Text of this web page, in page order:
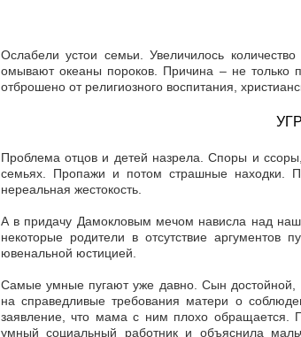
Ослабели устои семьи. Увеличилось
омывают океаны пороков. Причина – не только
отброшено от религиозного воспитания,
Проблема отцов и детей назрела. Споры и
семьях. Пропажи и потом страшные находки.
нереальная жестокость.
А в придачу Дамокловым мечом нависла над
некоторые родители в отсутствие аргументов
ювенальной юстицией.
Самые умные пугают уже давно. Сын достойной,
на справедливые требования матери о
заявление, что мама с ним плохо обращается.
умный социальный работник и объяснила